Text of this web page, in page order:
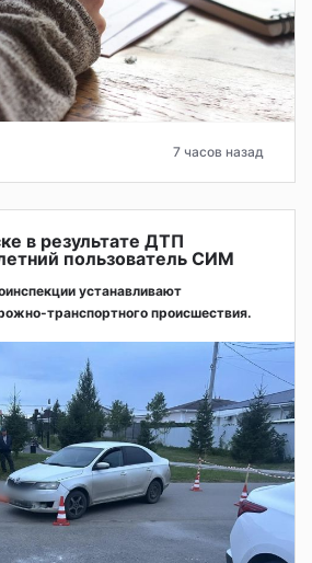
7 часов назад
в результате ДТП
пользователь СИМ
устанавливают
транспортного происшествия.